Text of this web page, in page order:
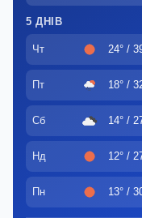
5 ДНІВ
Чт 24° /
Пт 18° /
Сб 14° /
Нд 12° /
Пн 13° /